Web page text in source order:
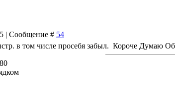
| Сообщение # 54
в том числе просебя забыл. Короче Думаю